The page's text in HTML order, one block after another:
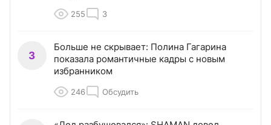
255 3
3
Больше не скрывает: Полина Гагарина
показала романтичные кадры с новым
избранником
246 Обсудить